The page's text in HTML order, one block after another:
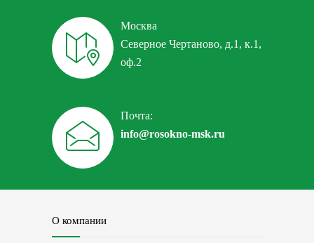
Москва
Северное Чертаново, д.1, к.1,
оф.2
Почта:
info@rosokno-msk.ru
О компании